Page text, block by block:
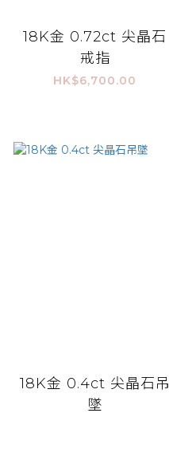
18K金 0.72ct 尖晶石
戒指
HK$6,700.00
18K金 0.4ct 尖晶石吊
墜